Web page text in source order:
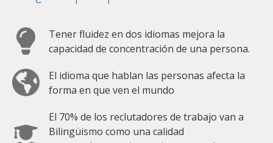
Tener fluidez en dos idiomas mejora la
capacidad de concentración de una persona.
El idioma que hablan las personas afecta la
forma en que ven el mundo
El 70% de los reclutadores de trabajo van a
Bilingüismo como una calidad